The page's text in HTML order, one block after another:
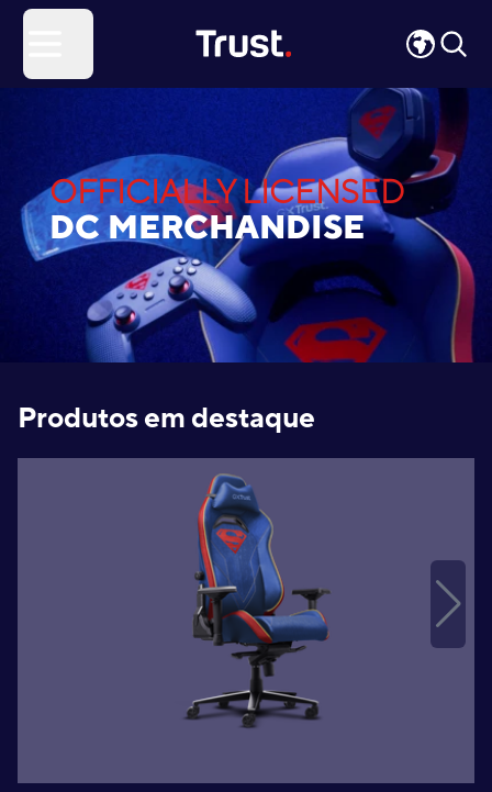
OFFICIALLY LICENSED
DC MERCHANDISE
Produtos em destaque